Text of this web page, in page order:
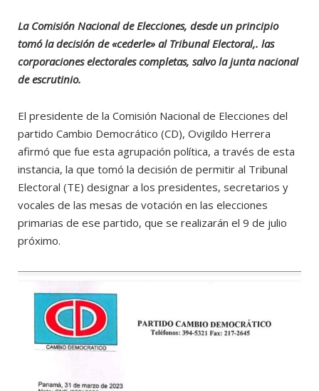
La Comisión Nacional de Elecciones, desde un principio
tomó la decisión de «cederle» al Tribunal Electoral,. las
corporaciones electorales completas, salvo la junta nacional
de escrutinio.
El presidente de la Comisión Nacional de Elecciones del
partido Cambio Democrático (CD), Ovigildo Herrera
afirmó que fue esta agrupación política, a través de esta
instancia, la que tomó la decisión de permitir al Tribunal
Electoral (TE) designar a los presidentes, secretarios y
vocales de las mesas de votación en las elecciones
primarias de ese partido, que se realizarán el 9 de julio
próximo.